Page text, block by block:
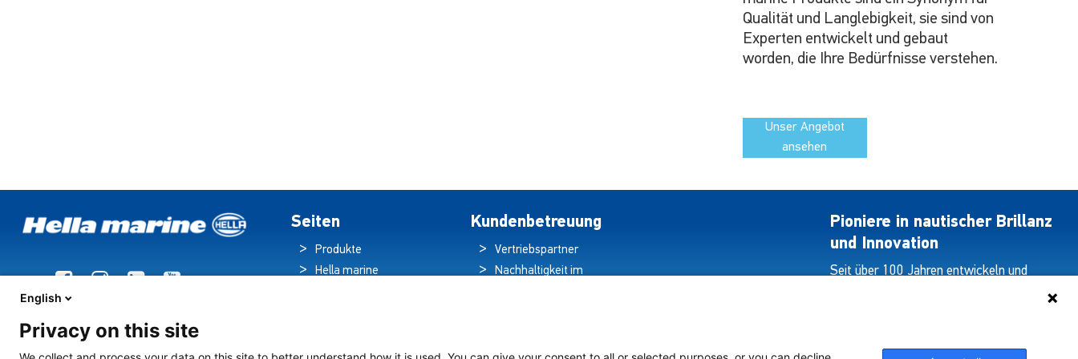
Qualität und Langlebigkeit, sie sind von
Experten entwickelt und gebaut
worden, die Ihre Bedürfnisse verstehen.
Unser Angebot
ansehen
Seiten
Produkte
Hella marine
Beleuchtung auf
Kundenbetreuung
Vertriebspartner
Nachhaltigkeit im
Erklärung zum
Pioniere in nautischer Brillanz
und Innovation
Seit über 100 Jahren entwickeln und
English
Privacy on this site